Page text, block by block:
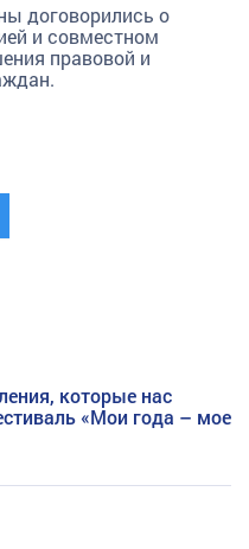
договорились о
и совместном
правовой и
которые нас
«Мои года – мое